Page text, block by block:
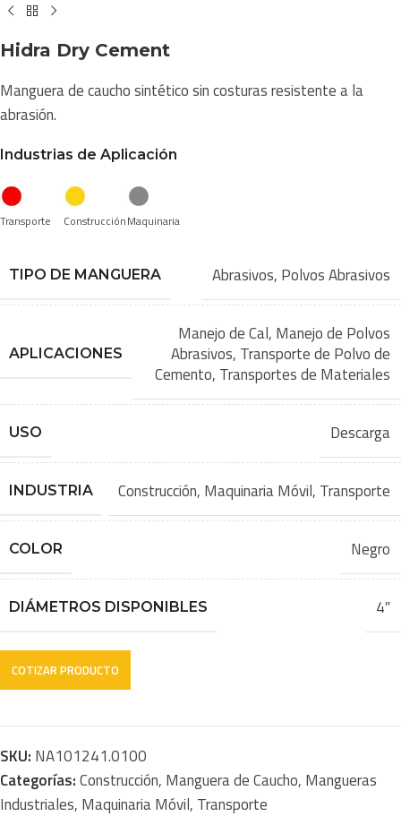
Hidra Dry Cement
Manguera de caucho sintético sin costuras resistente a la
abrasión.
Industrias de Aplicación
Transporte ConstrucciónMaquinaria
TIPO DE MANGUERA Abrasivos, Polvos Abrasivos
APLICACIONES
Manejo de Cal, Manejo de Polvos
Abrasivos, Transporte de Polvo de
Cemento, Transportes de Materiales
USO Descarga
INDUSTRIA Construcción, Maquinaria Móvil, Transporte
COLOR Negro
DIÁMETROS DISPONIBLES 4″
SKU: NA101241.0100
Categorías:Construcción, Manguera de Caucho, Mangueras
Industriales, Maquinaria Móvil, Transporte